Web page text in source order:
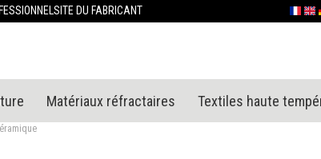
SITE DU FABRICANTAllez
au
Matériaux réfractaires Textiles haute